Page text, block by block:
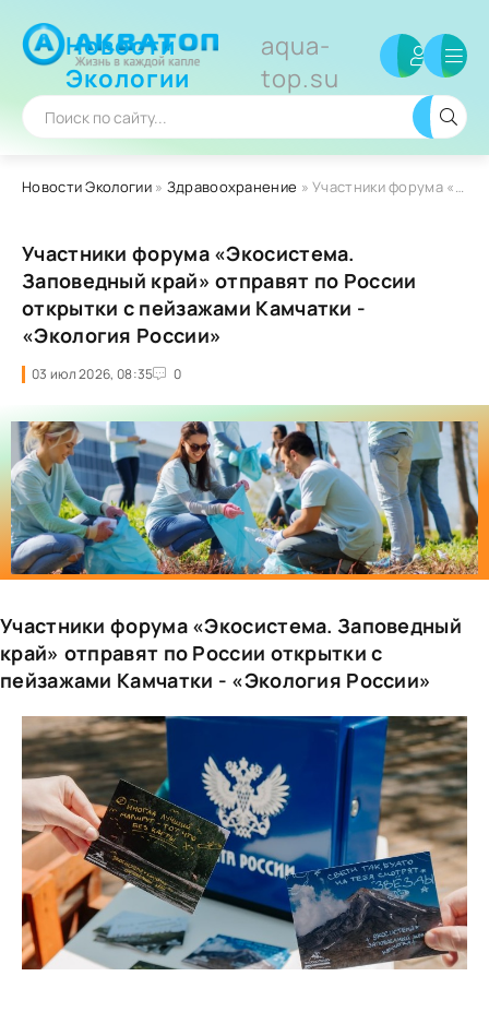
Новости
Экологии
aqua-
top.su
Новости Экологии» Здравоохранение » Участники форума «Экосистема. Заповедный край» отправят по России открытки с пейзажами Камчатки - «Экология России»
Участники форума «Экосистема.
Заповедный край» отправят по России
открытки с пейзажами Камчатки -
«Экология России»
03 июл 2026, 08:35 0
Участники форума «Экосистема. Заповедный
край» отправят по России открытки с
пейзажами Камчатки - «Экология России»